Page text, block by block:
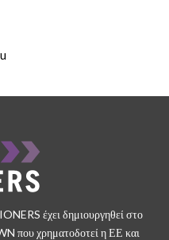
έχει δημιουργηθεί στο
που χρηματοδοτεί η ΕΕ και